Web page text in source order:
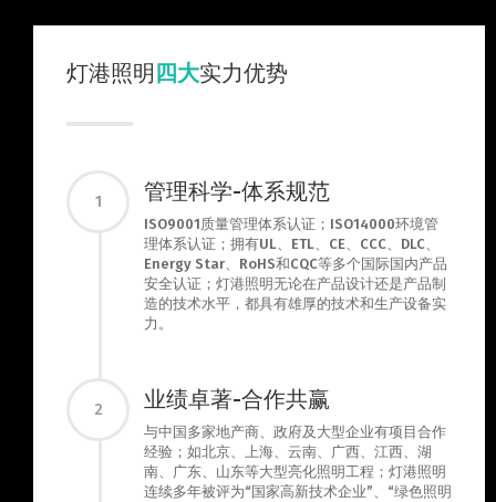
灯港照明四大实力优势
1 管理科学-体系规范
ISO9001质量管理体系认证；ISO14000环境管
理体系认证；拥有UL、ETL、CE、CCC、DLC、
Energy Star、RoHS和CQC等多个国际国内产品
安全认证；灯港照明无论在产品设计还是产品制
造的技术水平，都具有雄厚的技术和生产设备实
力。
2 业绩卓著-合作共赢
与中国多家地产商、政府及大型企业有项目合作
经验；如北京、上海、云南、广西、江西、湖
南、广东、山东等大型亮化照明工程；灯港照明
连续多年被评为“国家高新技术企业”、“绿色照明